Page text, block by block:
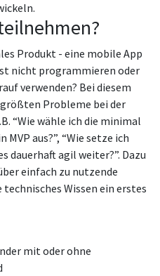
Produkt - eine mobile App
nicht programmieren oder
verwenden? Bei diesem
Probleme bei der
“Wie wähle ich die minimal
aus?”, “Wie setze ich
dauerhaft agil weiter?”. Dazu
einfach zu nutzende
Wissen ein erstes
mit oder ohne